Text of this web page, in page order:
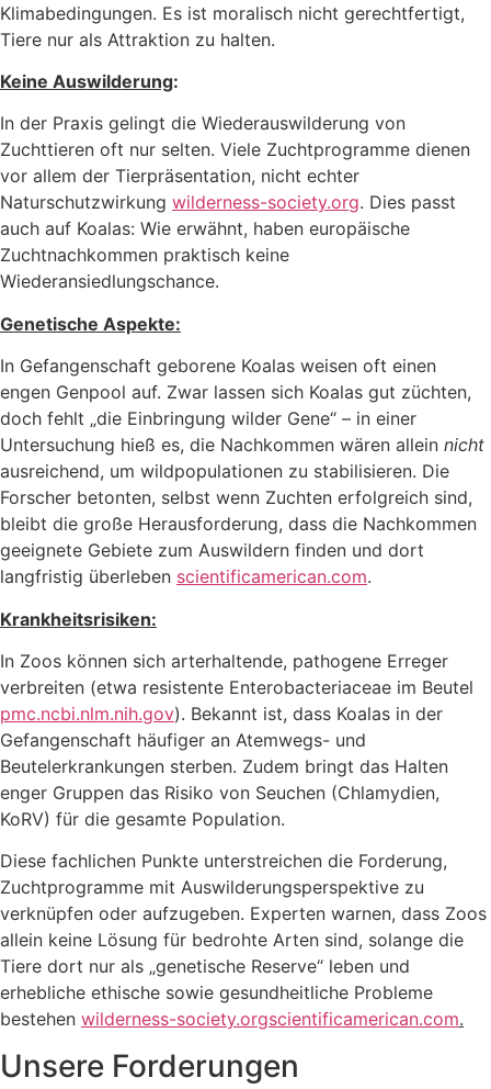
Klimabedingungen. Es ist moralisch nicht gerechtfertigt,
Tiere nur als Attraktion zu halten.
Keine Auswilderung:
In der Praxis gelingt die Wiederauswilderung von
Zuchttieren oft nur selten. Viele Zuchtprogramme dienen
vor allem der Tierpräsentation, nicht echter
Naturschutzwirkung wilderness-society.org. Dies passt
auch auf Koalas: Wie erwähnt, haben europäische
Zuchtnachkommen praktisch keine
Wiederansiedlungschance.
Genetische Aspekte:
In Gefangenschaft geborene Koalas weisen oft einen
engen Genpool auf. Zwar lassen sich Koalas gut züchten,
doch fehlt „die Einbringung wilder Gene“ – in einer
Untersuchung hieß es, die Nachkommen wären allein nicht
ausreichend, um wildpopulationen zu stabilisieren. Die
Forscher betonten, selbst wenn Zuchten erfolgreich sind,
bleibt die große Herausforderung, dass die Nachkommen
geeignete Gebiete zum Auswildern finden und dort
langfristig überleben scientificamerican.com.
Krankheitsrisiken:
In Zoos können sich arterhaltende, pathogene Erreger
verbreiten (etwa resistente Enterobacteriaceae im Beutel
pmc.ncbi.nlm.nih.gov). Bekannt ist, dass Koalas in der
Gefangenschaft häufiger an Atemwegs- und
Beutelerkrankungen sterben. Zudem bringt das Halten
enger Gruppen das Risiko von Seuchen (Chlamydien,
KoRV) für die gesamte Population.
Diese fachlichen Punkte unterstreichen die Forderung,
Zuchtprogramme mit Auswilderungsperspektive zu
verknüpfen oder aufzugeben. Experten warnen, dass Zoos
allein keine Lösung für bedrohte Arten sind, solange die
Tiere dort nur als „genetische Reserve“ leben und
erhebliche ethische sowie gesundheitliche Probleme
bestehen wilderness-society.orgscientificamerican.com.
Unsere Forderungen